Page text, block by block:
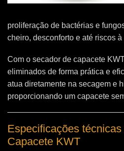
proliferação de bactérias e
cheiro, desconforto e até riscos à
Com o secador de capacete
eliminados de forma prática e
atua diretamente na secagem e
proporcionando um capacete
Especificações
Capacete KWT